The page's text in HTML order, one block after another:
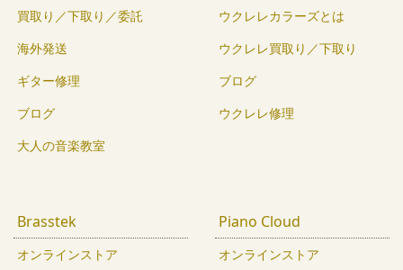
買取り／下取り／委託
海外発送
ギター修理
ブログ
大人の音楽教室
ウクレレカラーズとは
ウクレレ買取り／下取り
ブログ
ウクレレ修理
Brasstek
オンラインストア
Piano Cloud
オンラインストア